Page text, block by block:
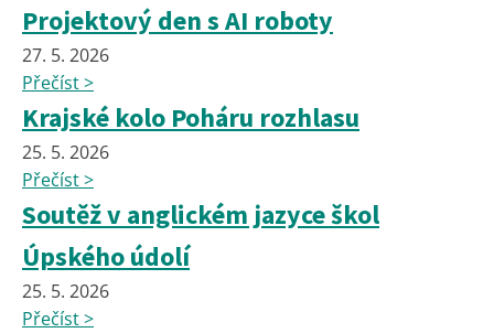
Projektový den s AI roboty
27. 5. 2026
Přečíst >
Krajské kolo Poháru rozhlasu
25. 5. 2026
Přečíst >
Soutěž v anglickém jazyce škol
Úpského údolí
25. 5. 2026
Přečíst >